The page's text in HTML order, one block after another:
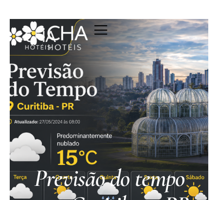
Previsão do tempo